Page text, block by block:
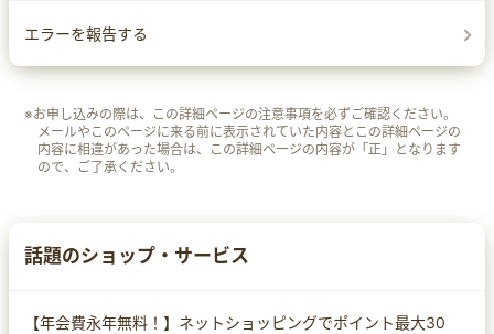
エラーを報告する
※お申し込みの際は、この詳細ページの注意事項を必ずご確認ください。
メールやこのページに来る前に表示されていた内容とこの詳細ページの
内容に相違があった場合は、この詳細ページの内容が「正」となります
ので、ご了承ください。
話題のショップ・サービス
【年会費永年無料！】ネットショッピングでポイント最大30